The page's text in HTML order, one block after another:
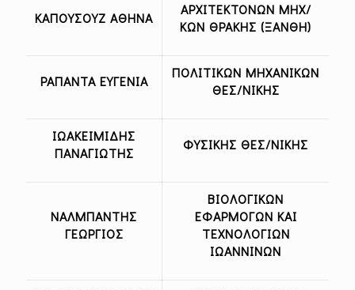
ΚΑΠΟΥΣΟΥΖ ΑΘΗΝΑ
ΑΡΧΙΤΕΚΤΟΝΩΝ ΜΗΧ/
ΚΩΝ ΘΡΑΚΗΣ (ΞΑΝΘΗ)
ΡΑΠΑΝΤΑ ΕΥΓΕΝΙΑ
ΠΟΛΙΤΙΚΩΝ ΜΗΧΑΝΙΚΩΝ
ΘΕΣ/ΝΙΚΗΣ
ΙΩΑΚΕΙΜΙΔΗΣ
ΠΑΝΑΓΙΩΤΗΣ
ΦΥΣΙΚΗΣ ΘΕΣ/ΝΙΚΗΣ
ΝΑΛΜΠΑΝΤΗΣ
ΓΕΩΡΓΙΟΣ
ΒΙΟΛΟΓΙΚΩΝ
ΕΦΑΡΜΟΓΩΝ ΚΑΙ
ΤΕΧΝΟΛΟΓΙΩΝ
ΙΩΑΝΝΙΝΩΝ